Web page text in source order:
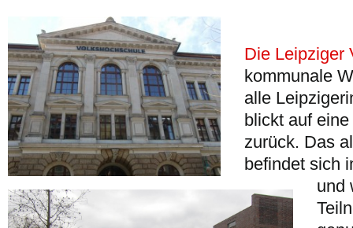
Die Leipziger
kommunale
alle
blickt auf
zurück. Das
befindet sich
und